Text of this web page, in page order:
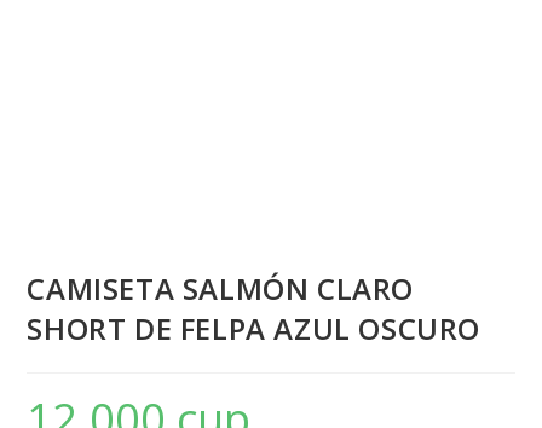
CAMISETA SALMÓN CLARO
SHORT DE FELPA AZUL OSCURO